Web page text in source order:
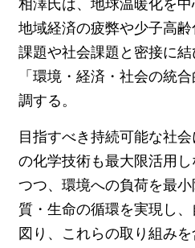
相澤氏は、地球温暖化を中
地域経済の疲弊や少子高
課題や社会課題と密接に結
「環境・経済・社会の統
調する。
目指すべき持続可能な社
の化学技術も最大限活用
つつ、環境への負荷を最
質・生命の循環を実現し
図り、これらの取り組み